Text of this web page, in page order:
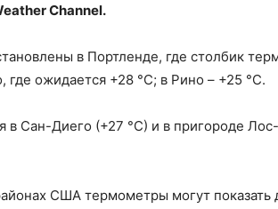
Channel.
в Портленде, где столбик
ожидается +28 °С; в Рино – +25 °С.
в Сан-Диего (+27 °С) и в пригороде
США термометры могут